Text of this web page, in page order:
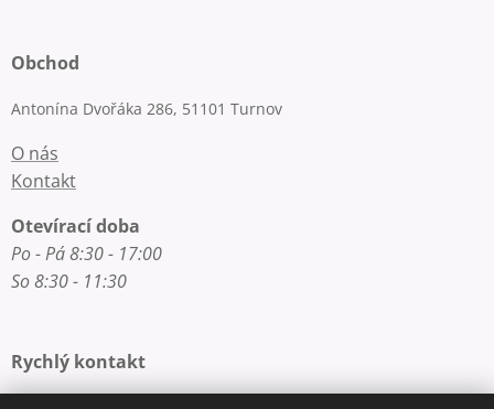
Obchod
Antonína Dvořáka 286, 51101 Turnov
O nás
Kontakt
Otevírací doba
Po - Pá 8:30 - 17:00
So 8:30 - 11:30
Rychlý kontakt